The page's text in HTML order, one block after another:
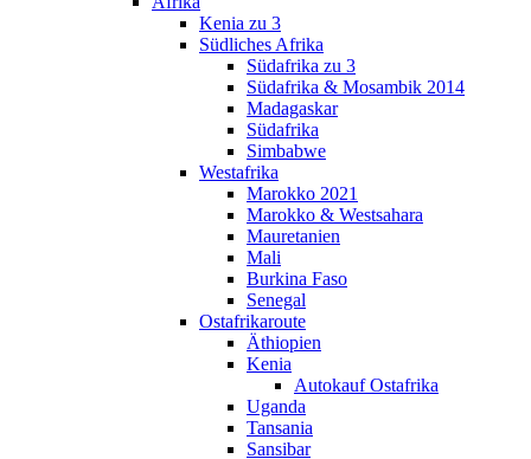
Kenia zu 3
Südliches Afrika
Südafrika zu 3
Südafrika & Mosambik 2014
Madagaskar
Südafrika
Simbabwe
Westafrika
Marokko 2021
Marokko & Westsahara
Mauretanien
Mali
Burkina Faso
Senegal
Ostafrikaroute
Äthiopien
Kenia
Autokauf Ostafrika
Uganda
Tansania
Sansibar